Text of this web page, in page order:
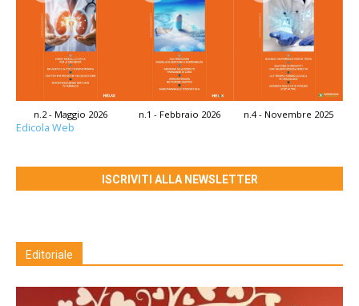
n.2 - Maggio 2026 n.1 - Febbraio 2026 n.4 - Novembre 2025
Edicola Web
ISCRIVITI ALLA NEWSLETTER
Editoriale